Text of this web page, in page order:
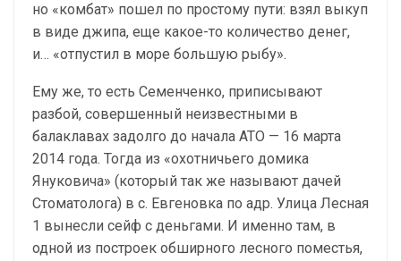
но «комбат» пошел по простому пути: взял выкуп
в виде джипа, еще какое-то количество денег,
и… «отпустил в море большую рыбу».
Ему же, то есть Семенченко, приписывают
разбой, совершенный неизвестными в
балаклавах задолго до начала АТО — 16 марта
2014 года. Тогда из «охотничьего домика
Януковича» (который так же называют дачей
Стоматолога) в с. Евгеновка по адр. Улица Лесная
1 вынесли сейф с деньгами. И именно там, в
одной из построек обширного лесного поместья,